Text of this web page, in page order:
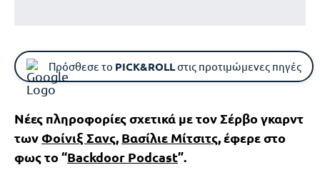
Πρόσθεσε το PICK&ROLLστις προτιμώμενες πηγές
Νέες πληροφορίες σχετικά με τον Σέρβο γκαρντ
τωνΦοίνιξ Σανς, Βασίλιε Μίτσιτς, έφερε στο
φως το “Backdoor Podcast”.